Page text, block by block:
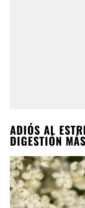
ADIÓS AL
DIGESTIÓN